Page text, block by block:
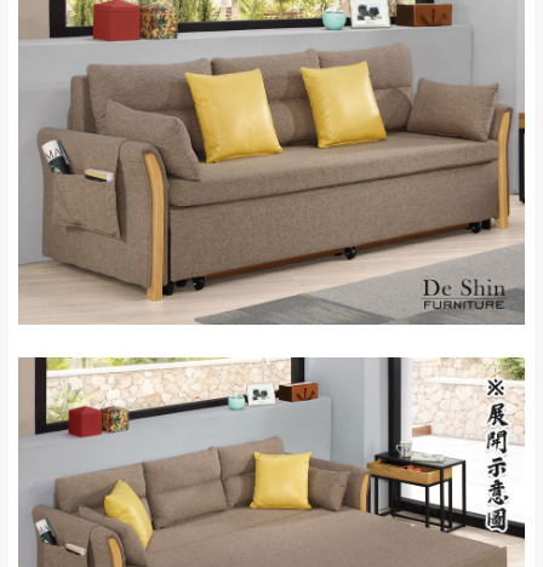
＊A108產品另收運費
新北
雙溪、貢寮、烏
來、平溪、九份、
石門、林口 下福
里、新店山區、三
峽山區、石碇、坪
林、福隆、淡水山
區、北投湖山路、
深坑山區
基隆
$ 9,000以上：免
$ 9,000以下：
NT$500元
基隆山區
苗栗
$ 9,000以上：免
運費
$ 9,000以下：
卓蘭鎮、三灣、通
霄山區、西湖、泰
安鄉、大湖鄉、頭
配送範圍：
苗栗至基隆；其它地區暫不開放，如因特殊
地型限制(山區、鄉、鎮、村)、樓梯太小、無
法搬運上樓等因素，導致無法配送，
本公司
保有出貨的權利。
保護物流人員的工作安全，賣家無提供吊掛
服務，若需以吊車或其他的吊掛方式吊運，
費用將由買方自行支付。
因大型傢俱有組裝、配送的問題，並非一般
快速到貨商品，無法指定特定時間送達，司
機當天到貨前皆會再與您通知，讓你不用整
天在家等貨，以節省您的寶貴時間。
由於百貨公司配送較為不易，故暫無法配送
至百貨公司內部。
發票寄送：